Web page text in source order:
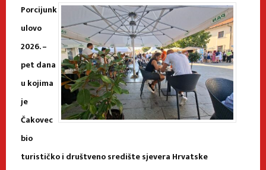
Porcijunk
ulovo
2026. –
pet dana
u kojima
je
Čakovec
bio
turističko i društveno središte sjevera Hrvatske